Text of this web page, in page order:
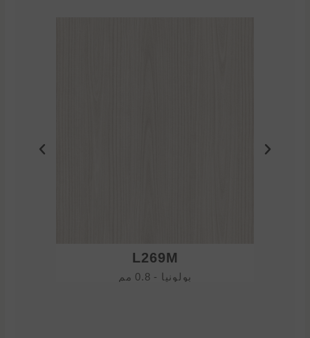
L269M
بولونيا - 0.8 مم